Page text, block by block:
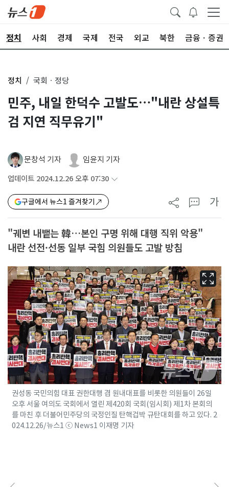
정치 사회 경제 국제 전국 외교 북한 금융ㆍ증권
정치 국회ㆍ정당
민주, 내일 한덕수 고발도…"내란 상설특
검 지연 직무유기"
문창석 기자 임윤지 기자
업데이트 2024.12.26 오후 07:30
구글에서 뉴스1 즐겨찾기 가
"궤변 내뱉는 韓…본인 구명 위해 대행 직위 악용"
내란 선전·선동 일부 국힘 의원들도 고발 방침
권성동 국민의힘 대표 권한대행 겸 원내대표를 비롯한 의원들이 26일
오후 서울 여의도 국회에서 열린 제420회 국회(임시회) 제1차 본회의
를 마친 후 더불어민주당의 국정인질 탄핵겁박 규탄대회를 하고 있다. 2
024.12.26/뉴스1 ⓒ News1 이재명 기자